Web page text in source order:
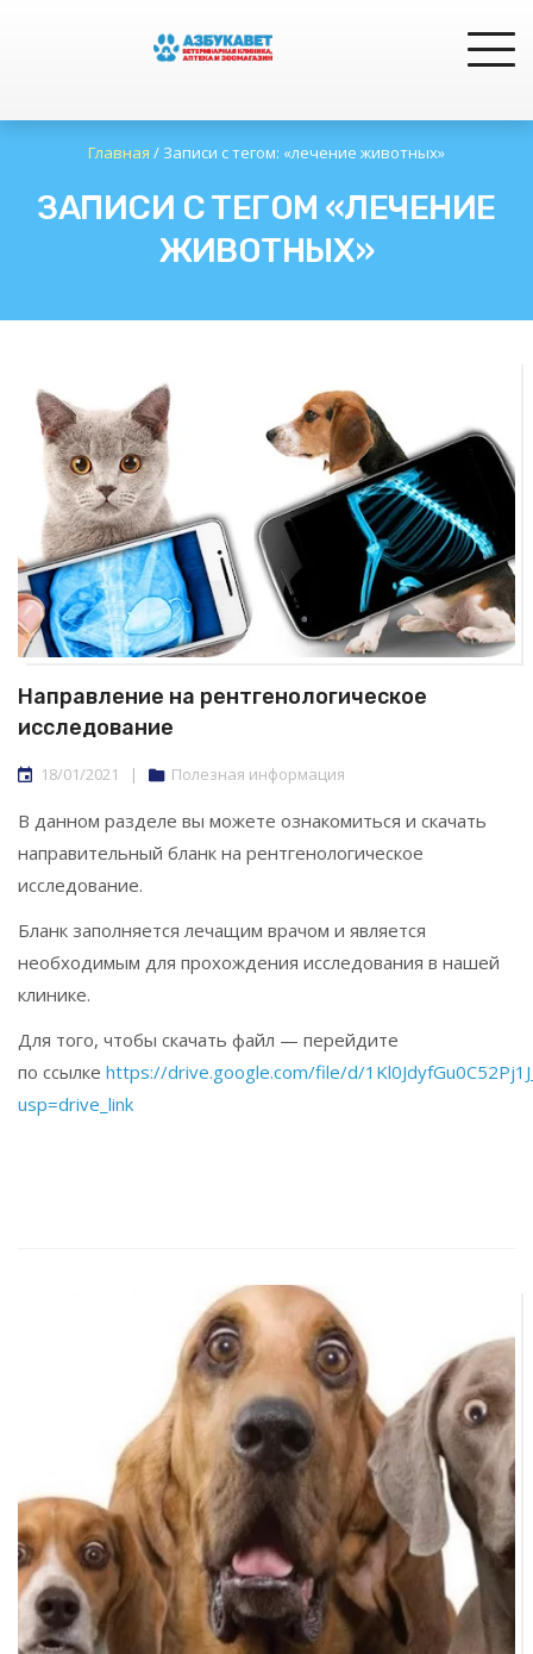
Главная / Записи с тегом: «лечение животных»
ЗАПИСИ С ТЕГОМ «ЛЕЧЕНИЕ
ЖИВОТНЫХ»
Направление на рентгенологическое
исследование
18/01/2021 | Полезная информация
В данном разделе вы можете ознакомиться и скачать
направительный бланк на рентгенологическое
исследование.
Бланк заполняется лечащим врачом и является
необходимым для прохождения исследования в нашей
клинике.
Для того, чтобы скачать файл — перейдите
по ссылке https://drive.google.com/file/d/
usp=drive_link